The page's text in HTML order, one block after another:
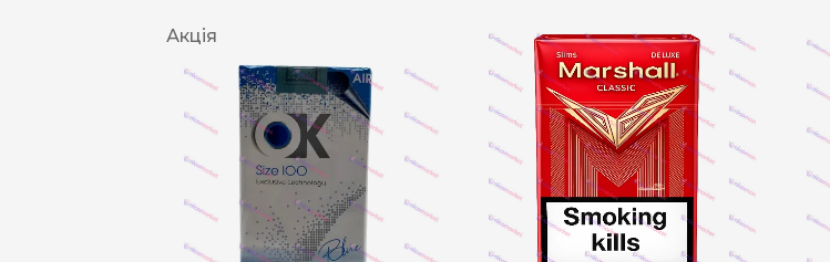
Focus
De Santis
MONUS
NERO
NERO
Гуцульскі
Акція